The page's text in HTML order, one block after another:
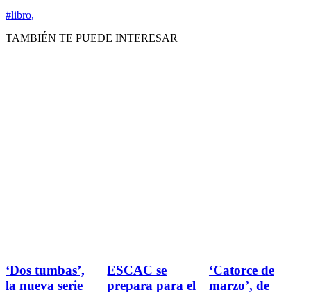
#libro,
TAMBIÉN TE PUEDE INTERESAR
‘Dos tumbas’,
la nueva serie
ESCAC se
prepara para el
‘Catorce de
marzo’, de